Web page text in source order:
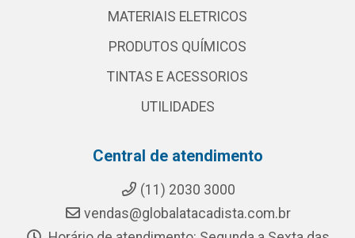
MATERIAIS ELETRICOS
PRODUTOS QUÍMICOS
TINTAS E ACESSORIOS
UTILIDADES
Central de atendimento
(11) 2030 3000
vendas@globalatacadista.com.br